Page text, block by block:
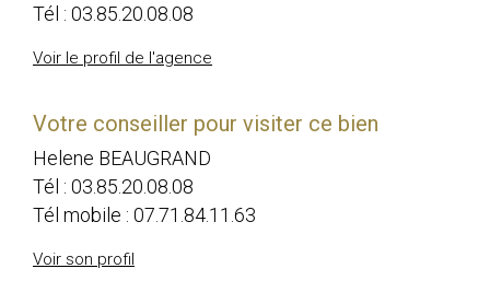
Tél : 03.85.20.08.08
Voir le profil de l'agence
Votre conseiller pour visiter ce bien
Helene BEAUGRAND
Tél : 03.85.20.08.08
Tél mobile : 07.71.84.11.63
Voir son profil